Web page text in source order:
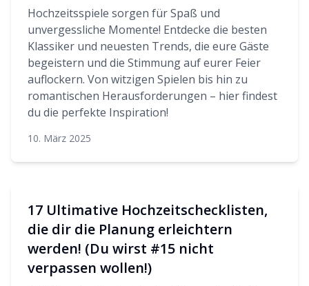
Hochzeitsspiele sorgen für Spaß und
unvergessliche Momente! Entdecke die besten
Klassiker und neuesten Trends, die eure Gäste
begeistern und die Stimmung auf eurer Feier
auflockern. Von witzigen Spielen bis hin zu
romantischen Herausforderungen – hier findest
du die perfekte Inspiration!
10. März 2025
17 Ultimative Hochzeitschecklisten,
die dir die Planung erleichtern
werden! (Du wirst #15 nicht
verpassen wollen!)